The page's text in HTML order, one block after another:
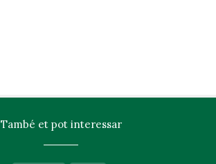
També et pot interessar